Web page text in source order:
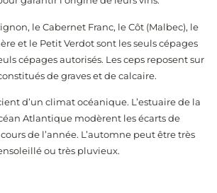
le Cabernet Franc, le Côt (Malbec), le
et le Petit Verdot sont les seuls cépages
cépages autorisés. Les ceps reposent sur
de graves et de calcaire.
d’un climat océanique. L’estuaire de la
Atlantique modèrent les écarts de
de l’année. L’automne peut être très
ou très pluvieux.